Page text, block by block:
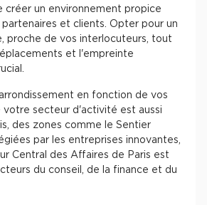
créer un environnement propice
et clients. Opter pour un
proche de vos interlocuteurs, tout
et l'empreinte
en fonction de vos
votre secteur d'activité est aussi
des zones comme le Sentier
par les entreprises innovantes,
Central des Affaires de Paris est
du conseil, de la finance et du